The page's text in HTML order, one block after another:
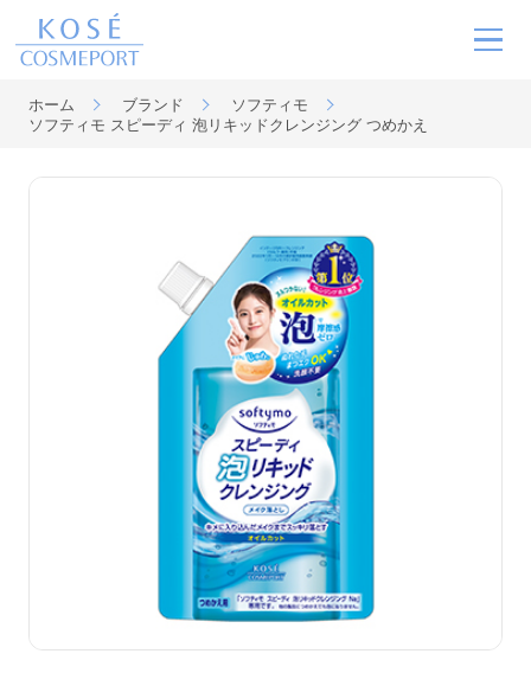
ブランド
サステナビリティ
ホーム ブランド
ソフティモ
ソフティモ スピーディ 泡リキッドクレンジング つめかえ